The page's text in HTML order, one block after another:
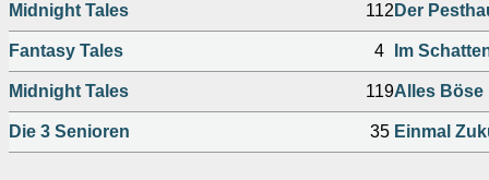
Midnight Tales 112 Der
Fantasy Tales 4 Im
Midnight Tales 119Alles Böse
Die 3 Senioren 35 Einmal